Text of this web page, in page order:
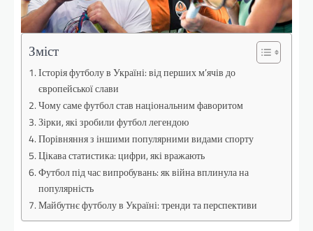
Зміст
Історія футболу в Україні: від перших м’ячів до
європейської слави
Чому саме футбол став національним фаворитом
Зірки, які зробили футбол легендою
Порівняння з іншими популярними видами спорту
Цікава статистика: цифри, які вражають
Футбол під час випробувань: як війна вплинула на
популярність
Майбутнє футболу в Україні: тренди та перспективи